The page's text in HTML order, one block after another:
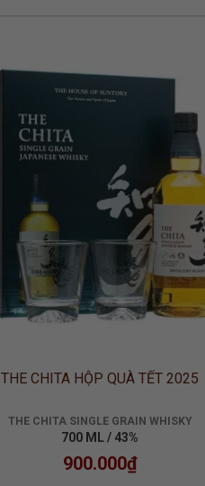
ADD TO
WISHLIST
THE CHITA HỘP QUÀ TẾT 2025
THE CHITA SINGLE GRAIN WHISKY
700 ML / 43%
900.000₫